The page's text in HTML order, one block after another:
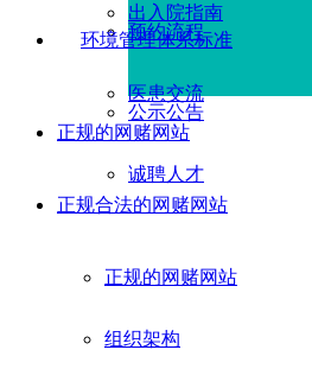
出入院指南
预约流程
医患交流
环境管理体系标准
公示公告
诚聘人才
正规的网赌网站
正规合法的网赌网站
正规的网赌网站
组织架构